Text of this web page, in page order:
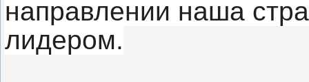
направлении наша
лидером.